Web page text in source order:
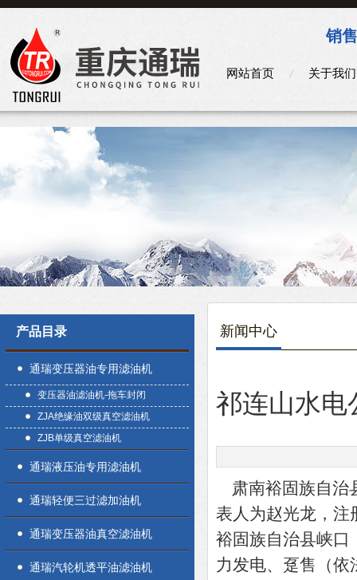
销
网站首页 关于我们
产品目录
通瑞变压器油专用滤油机
变压器油滤油机-拖车封闭
ZJA绝缘油双级真空滤油机
ZJB单级真空滤油机
通瑞液压油专用滤油机
通瑞轻便三过滤加油机
通瑞变压器油真空滤油机
通瑞汽轮机透平油滤油机
新闻中心
祁连山水电
肃南裕固族自治
表人为赵光龙，注
裕固族自治县峡口
力发电、趸售（依